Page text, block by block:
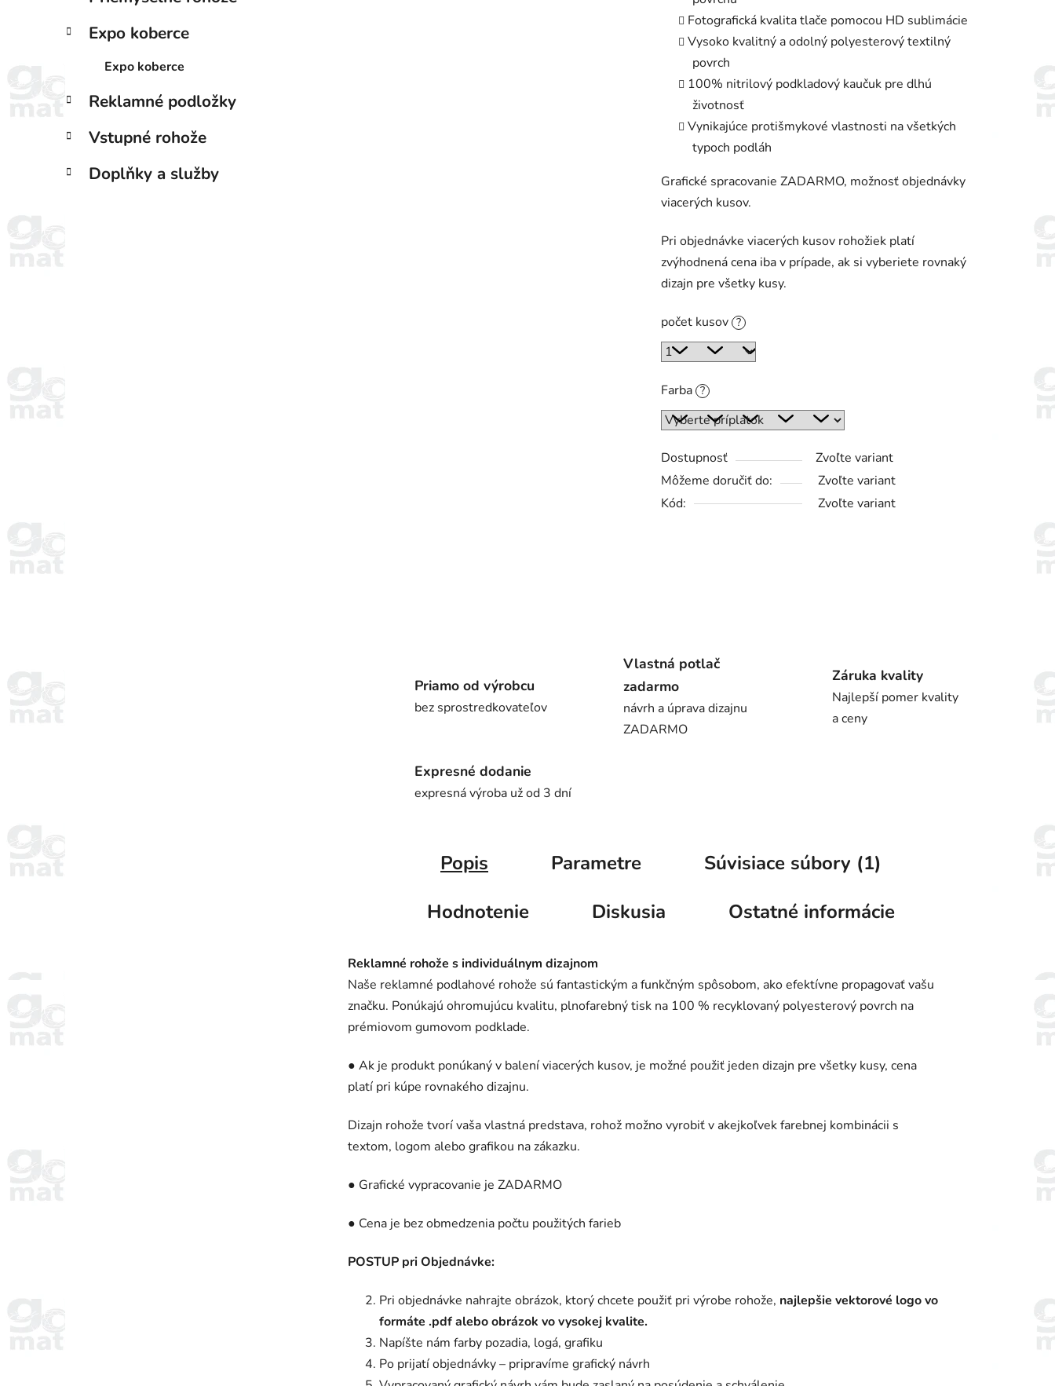
Expo koberce
Expo koberce
Reklamné podložky
Vstupné rohože
Doplňky a služby
Fotografická kvalita tlače pomocou HD sublimácie
Vysoko kvalitný a odolný polyesterový textilný
povrch
100% nitrilový podkladový kaučuk pre dlhú
životnosť
Vynikajúce protišmykové vlastnosti na všetkých
typoch podláh
Grafické spracovanie ZADARMO, možnosť objednávky
viacerých kusov.
Pri objednávke viacerých kusov rohožiek platí
zvýhodnená cena iba v prípade, ak si vyberiete rovnaký
dizajn pre všetky kusy.
počet kusov ?
Farba ?
Dostupnosť
Zvoľte variant
Môžeme doručiť do:
Zvoľte variant
Kód:
Zvoľte variant
Priamo od výrobcu
bez sprostredkovateľov
Vlastná potlač
zadarmo
návrh a úprava dizajnu
ZADARMO
Záruka kvality
Najlepší pomer kvality
a ceny
Expresné dodanie
expresná výroba už od 3 dní
Popis Parametre
Súvisiace súbory (1)
Hodnotenie
Diskusia Ostatné informácie
Reklamné rohože s individuálnym dizajnom
Naše reklamné podlahové rohože sú fantastickým a funkčným spôsobom, ako efektívne propagovať vašu
značku. Ponúkajú ohromujúcu kvalitu, plnofarebný tisk na 100 % recyklovaný polyesterový povrch na
prémiovom gumovom podklade.
● Ak je produkt ponúkaný v balení viacerých kusov, je možné použiť jeden dizajn pre všetky kusy, cena
platí pri kúpe rovnakého dizajnu.
Dizajn rohože tvorí vaša vlastná predstava, rohož možno vyrobiť v akejkoľvek farebnej kombinácii s
textom, logom alebo grafikou na zákazku.
● Grafické vypracovanie je ZADARMO
● Cena je bez obmedzenia počtu použitých farieb
POSTUP pri Objednávke:
Pri objednávke nahrajte obrázok, ktorý chcete použiť pri výrobe rohože, najlepšie vektorové logo vo
formáte .pdf alebo obrázok vo vysokej kvalite.
Napíšte nám farby pozadia, logá, grafiku
Po prijatí objednávky – pripravíme grafický návrh